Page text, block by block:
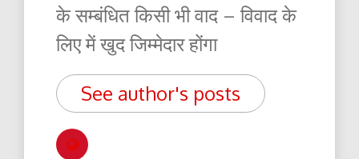
के सम्बंधित किसी भी वाद – विवाद के
लिए में खुद जिम्मेदार होंगा
See author's posts